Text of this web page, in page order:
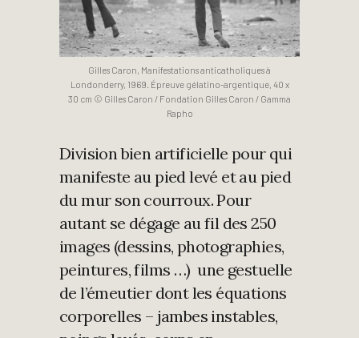
Gilles Caron, Manifestations anticatholiques à
Londonderry, 1969. Épreuve gélatino-argentique, 40 x
30 cm © Gilles Caron / Fondation Gilles Caron / Gamma
Rapho
Division bien artificielle pour qui
manifeste au pied levé et au pied
du mur son courroux. Pour
autant se dégage au fil des 250
images (dessins, photographies,
peintures, films …) une gestuelle
de l’émeutier dont les équations
corporelles – jambes instables,